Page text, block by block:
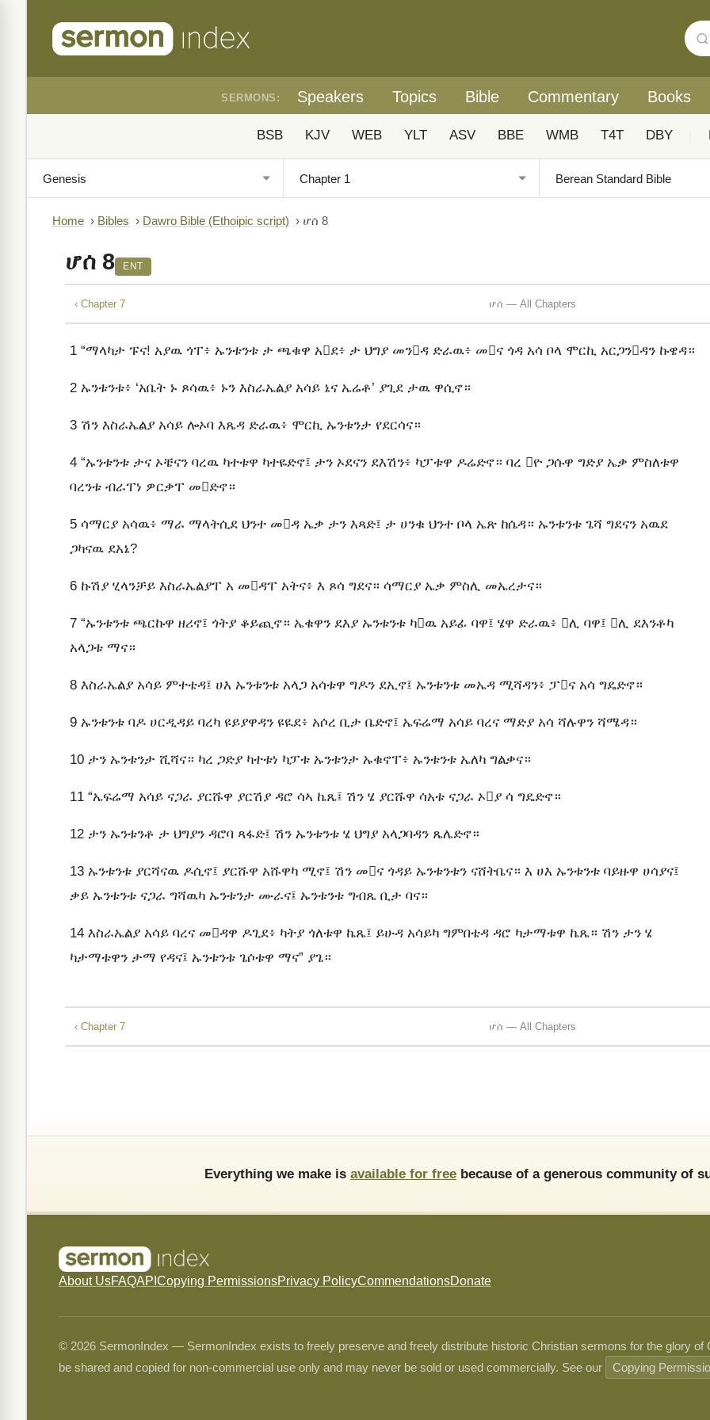
SERMONS: Speakers Topics Bible Commentary Books
BSB KJV WEB YLT ASV BBE WMB T4T DBY
Home › Bibles › Dawro Bible (Ethoipic script) › ሆሰ 8
ሆሰ 8 ENT
‹ Chapter 7 ሆሰ — All Chapters
1 “ማላካታ ፑና! አያዉ ጎፐ፥ ኡንቱንቱ ታ ጫቁዋ አደ፥ ታ ህግያ መንዳ ድራዉ፥ መና ጎዳ አሳ ቦላ ሞርኪ አርጋንዳን ኩዌዳ።
2 ኡንቱንቱ፥ ‘አቤት ኑ ጾሳዉ፥ ኑን እስራኤልያ አሳይ ኔና ኤሬቶ’ ያጊደ ታዉ ዋሲኖ።
3 ሽን እስራኤልያ አሳይ ሎኦባ እጼዳ ድራዉ፥ ሞርኪ ኡንቱንታ የደርሳና።
4 “ኡንቱንቱ ታና ኦቼናን ባረዉ ካተቱዋ ካተዬድኖ፤ ታን ኦደናን ደእሽን፥ ካፓቱዋ ዶሬድኖ። ባረ ዮ ጋሱዋ ግድያ ኤቃ ምስለቱዋ
ባረንቱ ብራፐነ ዎርቃፐ መድኖ።
5 ሳማርያ አሳዉ፥ ማራ ማላትሲደ ህንተ መዳ ኤቃ ታን እጻድ፤ ታ ሀንቁ ህንተ ቦላ ኤጽ ከሴዳ። ኡንቱንቱ ጌሻ ግደናን አዉደ
ጋካናዉ ደአኔ?
6 ኩሽያ ሂላንቻይ እስራኤልያፐ አ መዳፐ አትና፥ እ ጾሳ ግደና። ሳማርያ ኤቃ ምስሊ መኤረታና።
7 “ኡንቱንቱ ጫርኩዋ ዘሪኖ፤ ጎትያ ቆይጪኖ። ኤቁዋን ደእያ ኡንቱንቱ ካዉ አይፊ ባዋ፤ ሄዋ ድራዉ፥ ሊ ባዋ፤ ሊ ደእንቶካ
አላጋቱ ማና።
8 እስራኤልያ አሳይ ምተቴዳ፤ ሀእ ኡንቱንቱ አላጋ አሳቱዋ ግዶን ደኢኖ፤ ኡንቱንቱ መኤዳ ሚሻዳን፥ ፓና አሳ ግዴድኖ።
9 ኡንቱንቱ ባዶ ሀርዲዳይ ባረካ ዩይያዋዳን ዩዪደ፥ አሶረ ቢታ ቤድኖ፤ ኤፍሬማ አሳይ ባረና ማድያ አሳ ሻሉዋን ሻሜዳ።
10 ታን ኡንቱንታ ሺሻና። ካረ ጋድያ ካተቱነ ካፓቱ ኡንቱንታ ኡቁኖፐ፥ ኡንቱንቱ ኤለካ ግልቃና።
11 “ኤፍሬማ አሳይ ናጋራ ያርሹዋ ያርሽያ ዳሮ ሳኣ ኬጼ፤ ሽን ሄ ያርሹዋ ሳአቱ ናጋራ ኦያ ሳ ግዴድኖ።
12 ታን ኡንቱንቶ ታ ህግያን ዳሮባ ጻፋድ፤ ሽን ኡንቱንቱ ሄ ህግያ አላጋባዳን ጼሌድኖ።
13 ኡንቱንቱ ያርሻናዉ ዶሲኖ፤ ያርሹዋ አሹዋካ ሚኖ፤ ሽን መና ጎዳይ ኡንቱንቱን ናሸትቤና። እ ሀእ ኡንቱንቱ ባይዙዋ ሀሳያና፤
ቃይ ኡንቱንቱ ናጋራ ግሻዉካ ኡንቱንታ ሙራና፤ ኡንቱንቱ ግብጼ ቢታ ባና።
14 እስራኤልያ አሳይ ባረና መዳዋ ዶጊደ፥ ካትያ ጎለቱዋ ኬጼ፤ ይሁዳ አሳይካ ግምበቴዳ ዳሮ ካታማቱዋ ኬጼ። ሽን ታን ሄ
ካታማቱዋን ታማ የዳና፤ ኡንቱንቱ ጌሶቱዋ ማና” ያጌ።
‹ Chapter 7 ሆሰ — All Chapters
Everything we make is available for free because of a generous community of
About UsFAQAPI Copying PermissionsPrivacy PolicyCommendationsDonate
© 2026 SermonIndex — SermonIndex exists to freely preserve and freely distribute historic Christian sermons for the glory
be shared and copied for non-commercial use only and may never be sold or used commercially. See our
Copying